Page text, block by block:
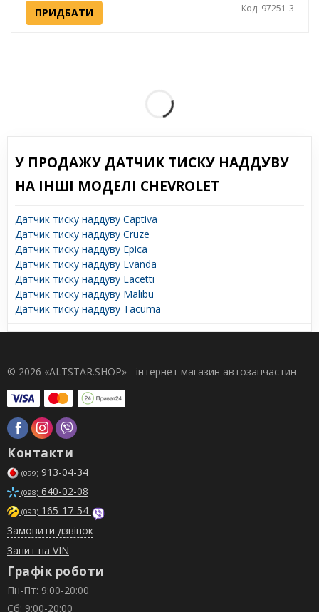
ПРИДБАТИ Код: 97251-3
У ПРОДАЖУ ДАТЧИК ТИСКУ НАДДУВУ
НА ІНШІ МОДЕЛІ CHEVROLET
Датчик тиску наддуву Captiva
Датчик тиску наддуву Cruze
Датчик тиску наддуву Epica
Датчик тиску наддуву Evanda
Датчик тиску наддуву Lacetti
Датчик тиску наддуву Malibu
Датчик тиску наддуву Tacuma
© 2026 «ALTSTAR.SHOP» - інтернет магазин автозапчастин
Контакти
(099) 913-04-34
(098) 640-02-08
(093) 165-17-54
Замовити дзвінок
Запит на VIN
Графік роботи
Пн-Пт: 9:00-20:00
Сб: 9:00-20:00